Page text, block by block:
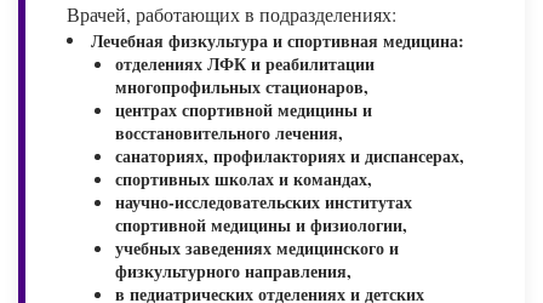
Врачей, работающих в подразделениях:
Лечебная физкультура и спортивная медицина:
отделениях ЛФК и реабилитации
многопрофильных стационаров,
центрах спортивной медицины и
восстановительного лечения,
санаториях, профилакториях и диспансерах,
спортивных школах и командах,
научно-исследовательских институтах
спортивной медицины и физиологии,
учебных заведениях медицинского и
физкультурного направления,
в педиатрических отделениях и детских